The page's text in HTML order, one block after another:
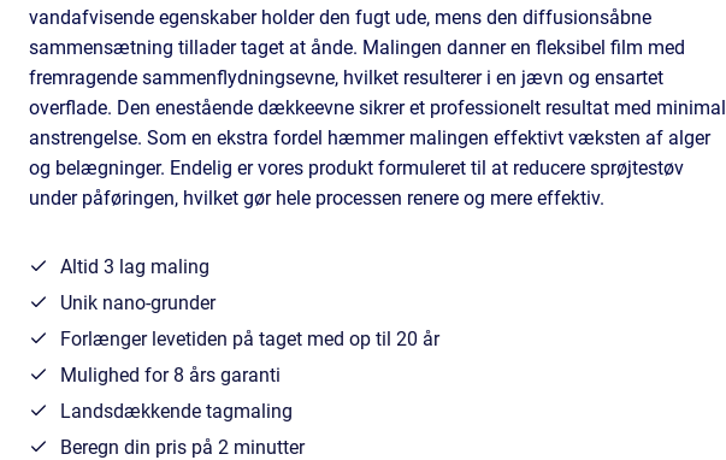
vandafvisende egenskaber holder den fugt ude, mens den diffusionsåbne
sammensætning tillader taget at ånde. Malingen danner en fleksibel film med
fremragende sammenflydningsevne, hvilket resulterer i en jævn og ensartet
overflade. Den enestående dækkeevne sikrer et professionelt resultat med minimal
anstrengelse. Som en ekstra fordel hæmmer malingen effektivt væksten af alger
og belægninger. Endelig er vores produkt formuleret til at reducere sprøjtestøv
under påføringen, hvilket gør hele processen renere og mere effektiv.
Altid 3 lag maling
Unik nano-grunder
Forlænger levetiden på taget med op til 20 år
Mulighed for 8 års garanti
Landsdækkende tagmaling
Beregn din pris på 2 minutter